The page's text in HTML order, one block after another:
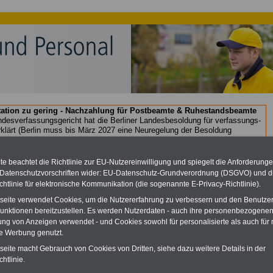
zu gering - Nachzahlung für Postbeamte & Ruhestandsbeamte
hat die Berliner Landesbesoldung für verfassungs-
(Berlin muss bis März 2027 eine Neuregelung der Besoldung
mind. 3.000 und 13.000 Euro, Der INFO-SERVICE gibt hierzu im II. Vj.
Broschüre heraus (unmittelbar nach Beschluss eines Gesetzentwurfs
>>>
zur (Vor)Bestellung der Broschüre.
und Berufsstart für eine Karriere bei der Post
Neu: Besoldung & Alimentation in Bund und Ländern
beachtet die Richtlinie zur EU-Nutzereinwilligung und spiegelt die
wider: EU-Datenschutz-Grundverordnung (DSGVO) und
für elektronische Kommunikation (die sogenannte E-Privacy-Richtlinie).
verwendet Cookies, um die Nutzererfahrung zu verbessern und den
bereitzustellen. Es werden Nutzerdaten - auch ihre
von Anzeigen verwendet - und Cookies sowohl für personalisierte als auch für
Werbung genutzt.
macht Gebrauch von Cookies von Dritten, siehe dazu weitere Details in der